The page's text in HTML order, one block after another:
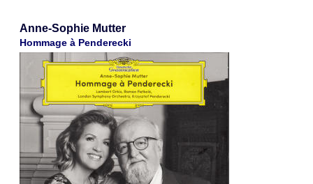
Anne-Sophie Mutter
Hommage à Penderecki